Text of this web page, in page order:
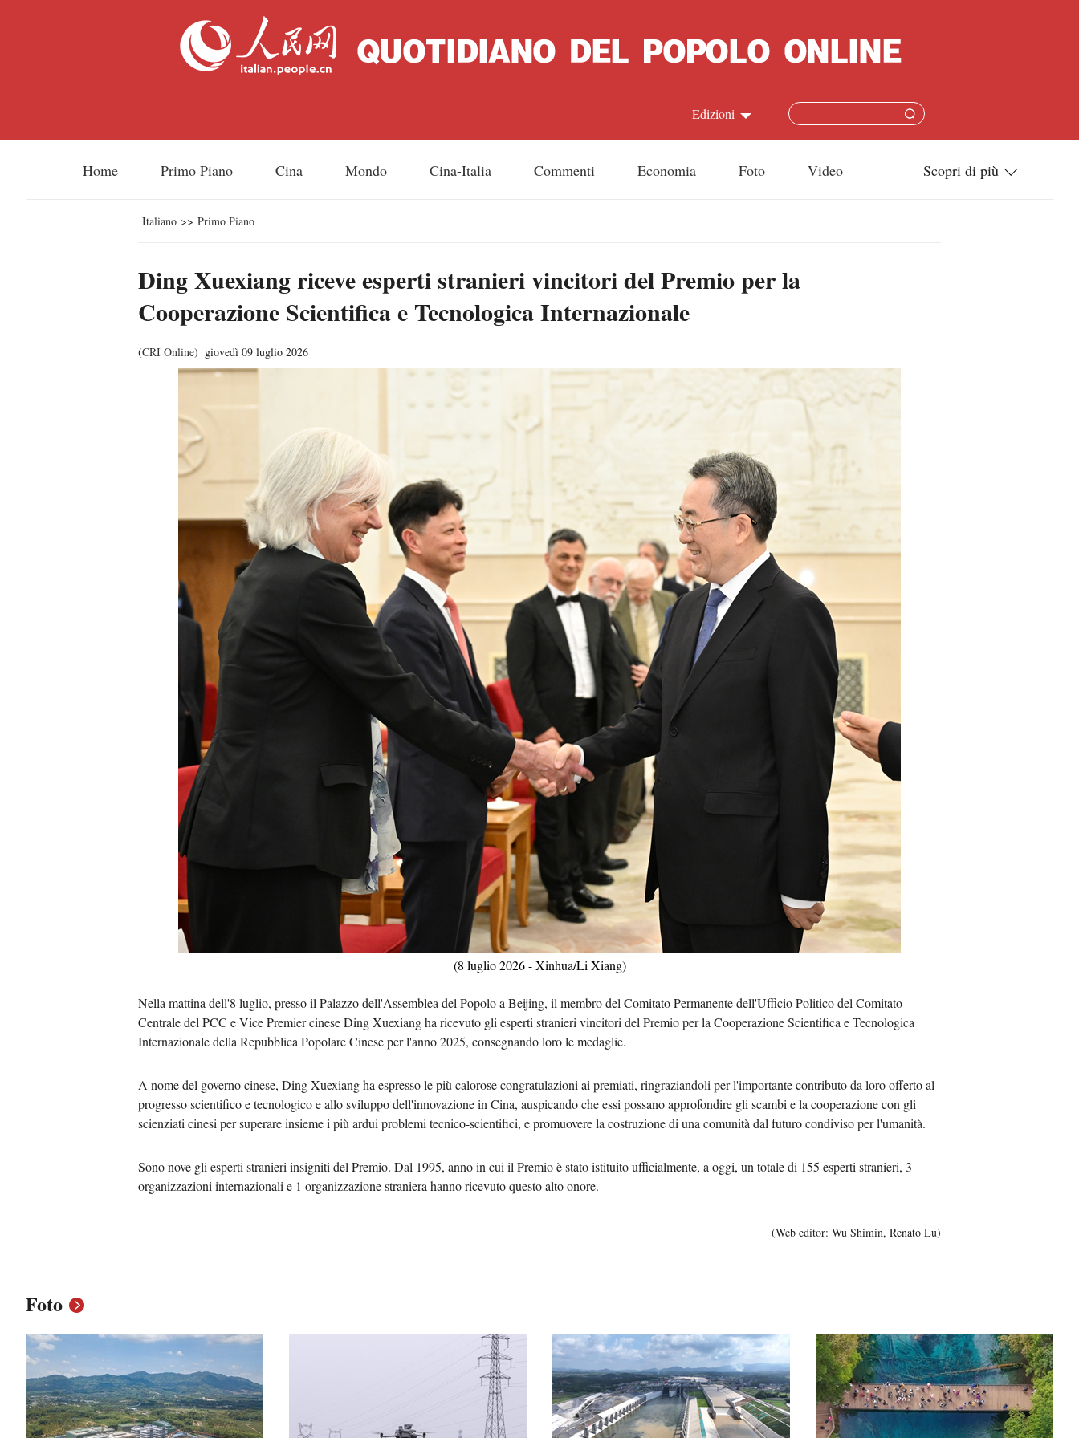
Edizioni
Français
عربي
Deutsch
Português
Kiswahili
Қазақ тілі
ภาษาไทย
Bahasa Melayu
Home Primo Piano Cina Mondo Cina-Italia Commenti Economia Foto Video Scopri di più
Italiano >> Primo Piano
Ding Xuexiang riceve esperti stranieri vincitori del Premio per la
Cooperazione Scientifica e Tecnologica Internazionale
(CRI Online) giovedì 09 luglio 2026
(8 luglio 2026 - Xinhua/Li Xiang)
Nella mattina dell'8 luglio, presso il Palazzo dell'Assemblea del Popolo a Beijing, il membro del Comitato Permanente dell'Ufficio Politico del Comitato
Centrale del PCC e Vice Premier cinese Ding Xuexiang ha ricevuto gli esperti stranieri vincitori del Premio per la Cooperazione Scientifica e Tecnologica
Internazionale della Repubblica Popolare Cinese per l'anno 2025, consegnando loro le medaglie.
A nome del governo cinese, Ding Xuexiang ha espresso le più calorose congratulazioni ai premiati, ringraziandoli per l'importante contributo da loro offerto al
progresso scientifico e tecnologico e allo sviluppo dell'innovazione in Cina, auspicando che essi possano approfondire gli scambi e la cooperazione con gli
scienziati cinesi per superare insieme i più ardui problemi tecnico-scientifici, e promuovere la costruzione di una comunità dal futuro condiviso per l'umanità.
Sono nove gli esperti stranieri insigniti del Premio. Dal 1995, anno in cui il Premio è stato istituito ufficialmente, a oggi, un totale di 155 esperti stranieri, 3
organizzazioni internazionali e 1 organizzazione straniera hanno ricevuto questo alto onore.
(Web editor: Wu Shimin, Renato Lu)
Foto